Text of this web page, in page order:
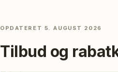
OPDATERET 5. AUGUST 2026
Tilbud og